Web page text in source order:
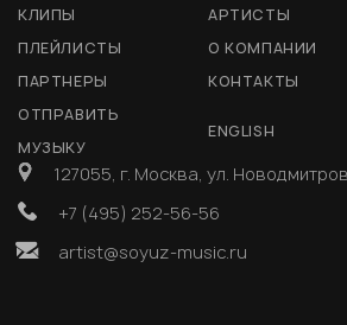
КЛИПЫ
АРТИСТЫ
ПЛЕЙЛИСТЫ
О КОМПАНИИ
ПАРТНЕРЫ
КОНТАКТЫ
ОТПРАВИТЬ
МУЗЫКУ
ENGLISH
127055, г. Москва, ул.
+7 (495) 252-56-56
artist@soyuz-music.ru